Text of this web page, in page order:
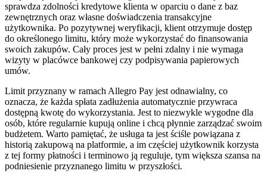
sprawdza zdolności kredytowe klienta w oparciu o dane z baz
zewnętrznych oraz własne doświadczenia transakcyjne
użytkownika. Po pozytywnej weryfikacji, klient otrzymuje dostęp
do określonego limitu, który może wykorzystać do finansowania
swoich zakupów. Cały proces jest w pełni zdalny i nie wymaga
wizyty w placówce bankowej czy podpisywania papierowych
umów.
Limit przyznany w ramach Allegro Pay jest odnawialny, co
oznacza, że każda spłata zadłużenia automatycznie przywraca
dostępną kwotę do wykorzystania. Jest to niezwykle wygodne dla
osób, które regularnie kupują online i chcą płynnie zarządzać swoim
budżetem. Warto pamiętać, że usługa ta jest ściśle powiązana z
historią zakupową na platformie, a im częściej użytkownik korzysta
z tej formy płatności i terminowo ją reguluje, tym większa szansa na
podniesienie przyznanego limitu w przyszłości.